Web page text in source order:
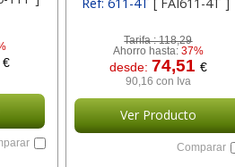
€
Tarifa :118,29
Ahorro hasta: 37%
desde: 74,51 €
90,16 con Iva
Ver Producto
Comparar